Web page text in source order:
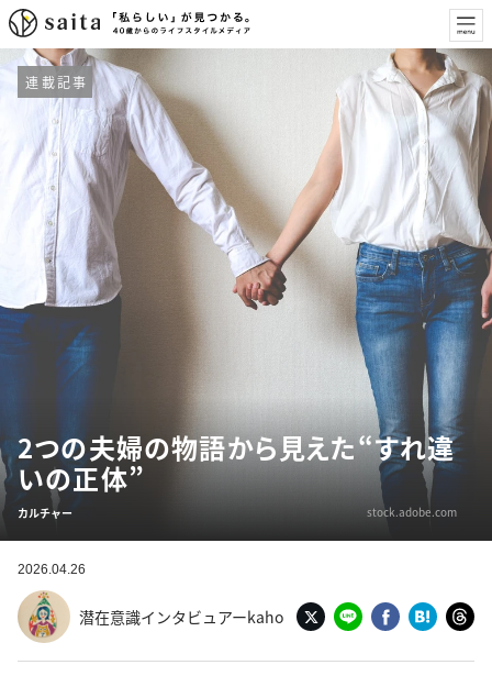
連載記事
2つの夫婦の物語から見えた“すれ違
いの正体”
カルチャー stock.adobe.com
2026.04.26
潜在意識インタビュアーkaho